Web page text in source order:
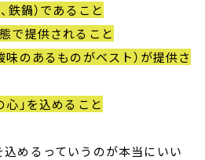
鉄鍋）であること
で提供されること
味のあるものがベスト）が提供さ
心」を込めること
めるっていうのが本当にいい